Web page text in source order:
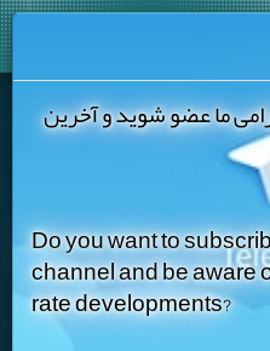
ما عضو شوید و آخرین
Do you want to
channel and be aware
rate developments?